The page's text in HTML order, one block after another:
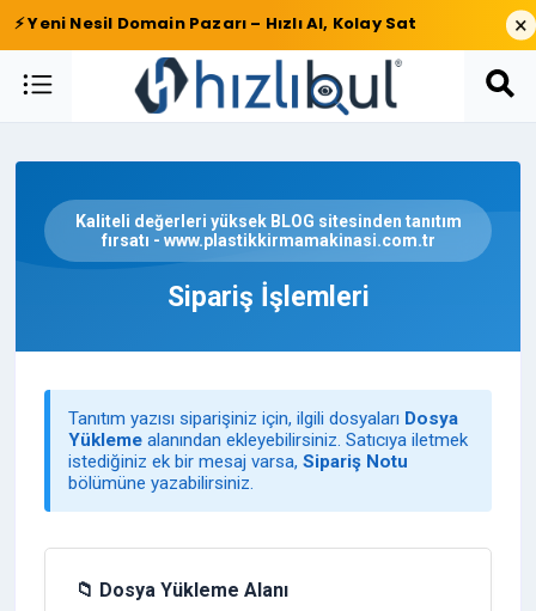
⚡ Yeni Nesil Domain Pazarı – Hızlı Al, Kolay Sat ×
Kaliteli değerleri yüksek BLOG sitesinden tanıtım
fırsatı - www.plastikkirmamakinasi.com.tr
Sipariş İşlemleri
Tanıtım yazısı siparişiniz için, ilgili dosyaları Dosya
Yükleme alanından ekleyebilirsiniz. Satıcıya iletmek
istediğiniz ek bir mesaj varsa, Sipariş Notu
bölümüne yazabilirsiniz.
📁 Dosya Yükleme Alanı